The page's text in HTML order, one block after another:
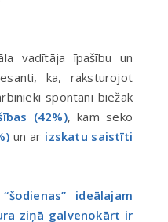
vadītāja īpašību un
ka, raksturojot
spontāni biežāk
(42%), kam seko
un ar izskatu saistīti
ideālajam
ziņā galvenokārt ir